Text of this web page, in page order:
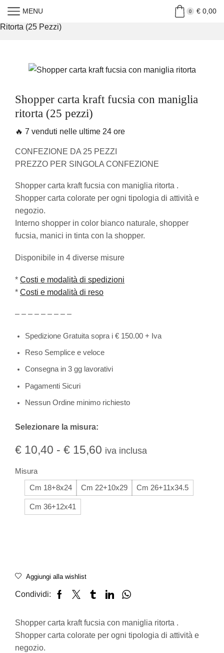
MENU 0 €0,00
Home »Shop
Shopper Carta Kraft Fucsia Con Maniglia
Ritorta (25 Pezzi)
Shopper carta kraft fucsia con maniglia
ritorta (25 pezzi)
🔥 7 venduti nelle ultime 24 ore
CONFEZIONE DA 25 PEZZI
PREZZO PER SINGOLA CONFEZIONE
Shopper carta kraft fucsia con maniglia ritorta .
Shopper carta colorate per ogni tipologia di attività e
negozio.
Interno shopper in color bianco naturale, shopper
fucsia, manici in tinta con la shopper.
Disponibile in 4 diverse misure
* Costi e modalità di spedizioni
* Costi e modalità di reso
– – – – – – – – –
Spedizione Gratuita sopra i € 150.00 + Iva
Reso Semplice e veloce
Consegna in 3 gg lavorativi
Pagamenti Sicuri
Nessun Ordine minimo richiesto
Selezionare la misura:
€ 10,40 - € 15,60 iva inclusa
Misura
Cm 18+8x24 Cm 22+10x29 Cm 26+11x34.5
Cm 36+12x41
Aggiungi alla wishlist
Condividi:
Shopper carta kraft fucsia con maniglia ritorta .
Shopper carta colorate per ogni tipologia di attività e
negozio.